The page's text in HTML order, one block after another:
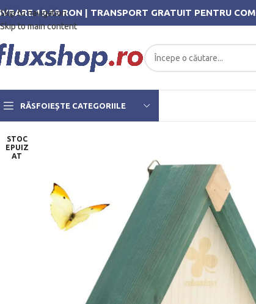
Skip to navigation
Skip to main content
19.99 RON | TRANSPORT GRATUIT PENTRU
RĂSFOIEȘTE CATEGORIILE
STOC
EPUIZ
AT